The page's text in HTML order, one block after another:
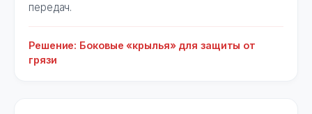
передач.
Решение: Боковые «крылья» для защиты от
грязи